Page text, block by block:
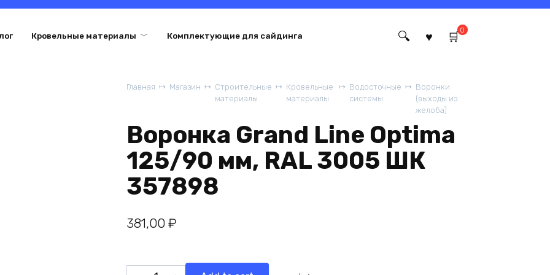
Кровельные материалы Комплектующие для сайдинга
0
Главная Магазин
Строительные
материалы
Кровельные
материалы
Водосточные
системы
Воронки
(выходы из
желоба)
Воронка Grand Line Optima
125/90 мм, RAL 3005 ШК
357898
381,00 ₽
Воронка